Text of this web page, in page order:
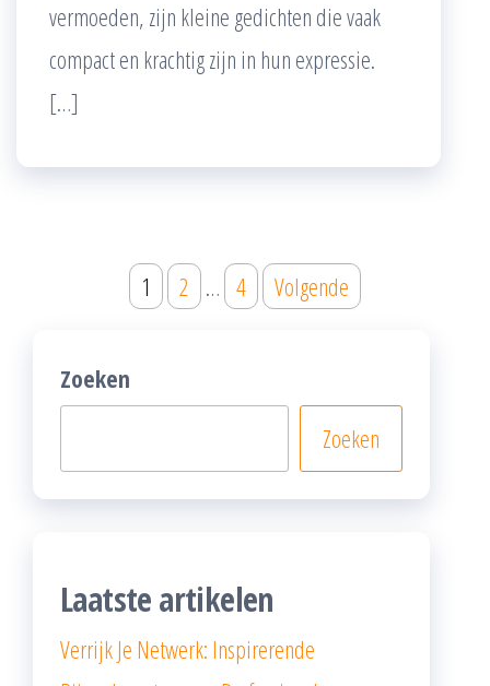
vermoeden, zijn kleine gedichten die vaak
compact en krachtig zijn in hun expressie.
[…]
pagination
1 2 … 4 Volgende
Zoeken
Zoeken
Laatste artikelen
Verrijk Je Netwerk: Inspirerende